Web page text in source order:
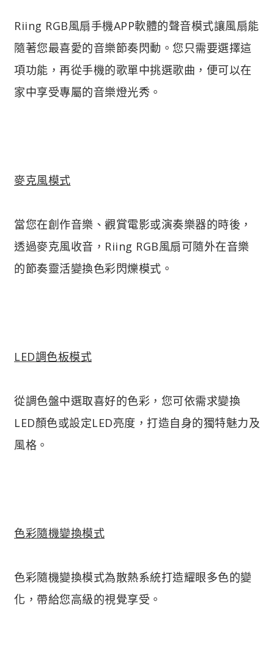
Riing RGB風扇手機APP軟體的聲音模式讓風扇能
隨著您最喜愛的音樂節奏閃動。您只需要選擇這
項功能，再從手機的歌單中挑選歌曲，便可以在
家中享受專屬的音樂燈光秀。
麥克風模式
當您在創作音樂、觀賞電影或演奏樂器的時後，
透過麥克風收音，Riing RGB風扇可隨外在音樂
的節奏靈活變換色彩閃爍模式。
LED調色板模式
從調色盤中選取喜好的色彩，您可依需求變換
LED顏色或設定LED亮度，打造自身的獨特魅力及
風格。
色彩隨機變換模式
色彩隨機變換模式為散熱系統打造耀眼多色的變
化，帶給您高級的視覺享受。